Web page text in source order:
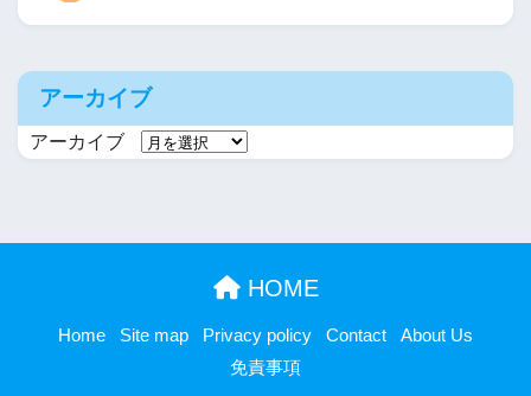
アーカイブ
アーカイブ
HOME
Home Site map Privacy policy Contact
About Us
免責事項